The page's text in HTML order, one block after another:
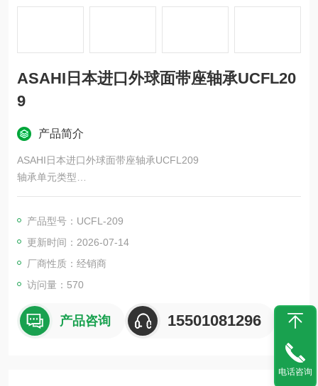
ASAHI日本进口外球面带座轴承UCFL20
9
产品简介
ASAHI日本进口外球面带座轴承UCFL209
轴承单元类型
菱形法兰
带固定螺钉的圆柱形孔
单元主体材料
FC200型
滚动体材料
加油方式
Grease Nipple
产品型号：UCFL-209
更新时间：2026-07-14
厂商性质：经销商
访问量：570
产品咨询 15501081296
电话咨询